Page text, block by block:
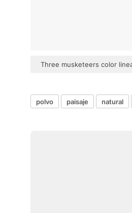
Three musketeers color
polvo paisaje natural